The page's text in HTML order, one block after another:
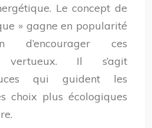
Le concept de
» gagne en popularité
d’encourager ces
vertueux. Il s’agit
qui guident les
choix plus écologiques